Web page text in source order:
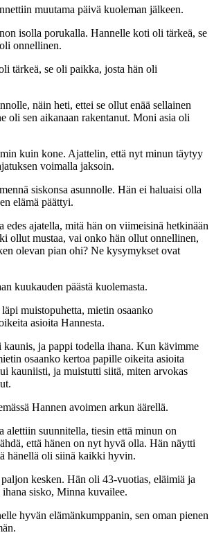
muutama päivä kuoleman jälkeen.
isolla porukalla. Hannelle koti oli tärkeä, se
onnellinen.
tärkeä, se oli paikka, josta hän oli
näin heti, ettei se ollut enää sellainen
oli sen aikanaan rakentanut. Moni asia oli
kuin kone. Ajattelin, että nyt minun täytyy
voimalla jaksoin.
siskonsa asunnolle. Hän ei haluaisi olla
elämä päättyi.
edes ajatella, mitä hän on viimeisinä hetkinään
ollut mustaa, vai onko hän ollut onnellinen,
olevan pian ohi? Ne kysymykset ovat
kuukauden päästä kuolemasta.
muistopuhetta, mietin osaanko
asioita Hannesta.
kaunis, ja pappi todella ihana. Kun kävimme
osaanko kertoa papille oikeita asioita
kauniisti, ja muistutti siitä, miten arvokas
Hannen avoimen arkun äärellä.
alettiin suunnitella, tiesin että minun on
että hänen on nyt hyvä olla. Hän näytti
hänellä oli siinä kaikki hyvin.
kesken. Hän oli 43-vuotias, eläimiä ja
ihana sisko, Minna kuvailee.
hyvän elämänkumppanin, sen oman pienen